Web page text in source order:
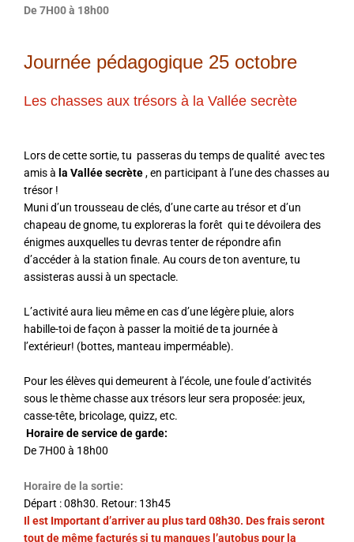
De 7H00 à 18h00
Journée pédagogique 25 octobre
Les chasses aux trésors à la Vallée secrète
Lors de cette sortie, tu passeras du temps de qualité avec tes
amis à la Vallée secrète, en participant à l’une des chasses au
trésor !
Muni d’un trousseau de clés, d’une carte au trésor et d’un
chapeau de gnome, tu exploreras la forêt qui te dévoilera des
énigmes auxquelles tu devras tenter de répondre afin
d’accéder à la station finale. Au cours de ton aventure, tu
assisteras aussi à un spectacle.
L’activité aura lieu même en cas d’une légère pluie, alors
habille-toi de façon à passer la moitié de ta journée à
l’extérieur! (bottes, manteau imperméable).
Pour les élèves qui demeurent à l’école, une foule d’activités
sous le thème chasse aux trésors leur sera proposée: jeux,
casse-tête, bricolage, quizz, etc.
Horaire de service de garde:
De 7H00 à 18h00
Horaire de la sortie:
Départ : 08h30. Retour: 13h45
Il est Important d’arriver au plus tard 08h30. Des frais seront
tout de même facturés si tu manques l’autobus pour la